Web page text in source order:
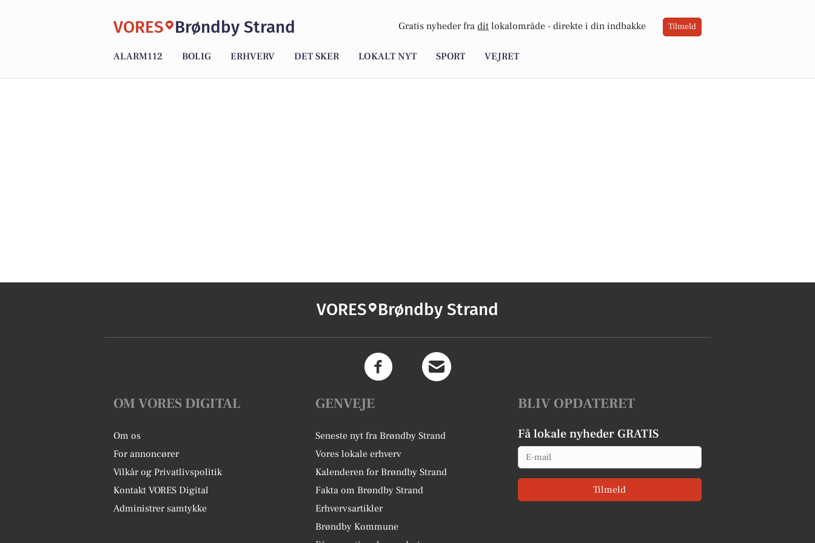
VORES Brøndby Strand Gratis nyheder fra dit lokalområde - direkte i din indbakke Tilmeld
ALARM112 BOLIG ERHVERV DET SKER LOKALT NYT SPORT VEJRET
VORES Brøndby Strand
OM VORES DIGITAL
Om os
For annoncører
Vilkår og Privatlivspolitik
Kontakt VORES Digital
Administrer samtykke
GENVEJE
Seneste nyt fra Brøndby Strand
Vores lokale erhverv
Kalenderen for Brøndby Strand
Fakta om Brøndby Strand
Erhvervsartikler
Brøndby Kommune
BLIV OPDATERET
Få lokale nyheder GRATIS
Email
Tilmeld